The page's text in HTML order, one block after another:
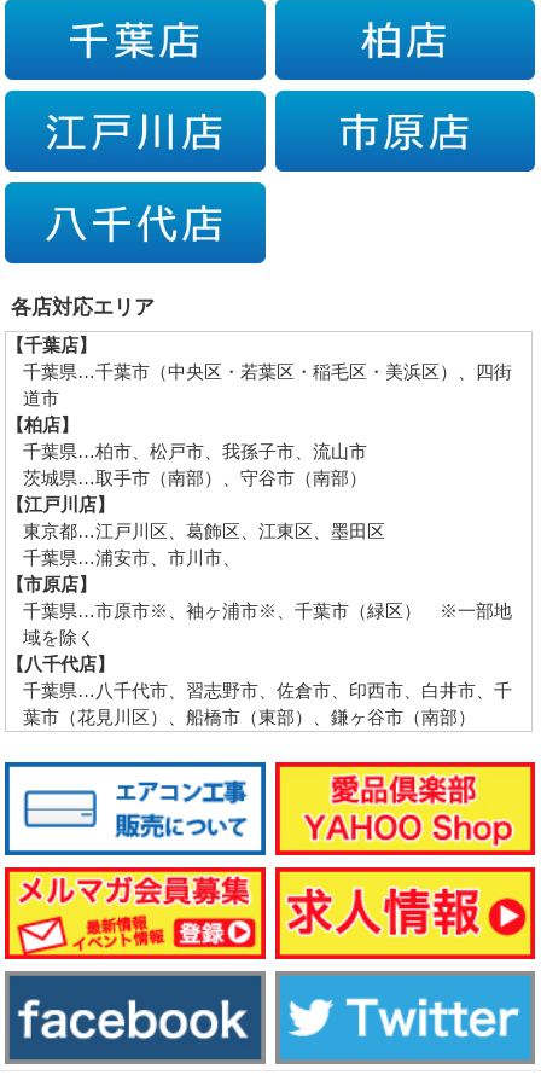
各店対応エリア
【千葉店】
千葉県…千葉市（中央区・若葉区・稲毛区・美浜区）、四街
道市
【柏店】
千葉県…柏市、松戸市、我孫子市、流山市
茨城県…取手市（南部）、守谷市（南部）
【江戸川店】
東京都…江戸川区、葛飾区、江東区、墨田区
千葉県…浦安市、市川市、
【市原店】
千葉県…市原市※、袖ヶ浦市※、千葉市（緑区） ※一部地
域を除く
【八千代店】
千葉県…八千代市、習志野市、佐倉市、印西市、白井市、千
葉市（花見川区）、船橋市（東部）、鎌ヶ谷市（南部）